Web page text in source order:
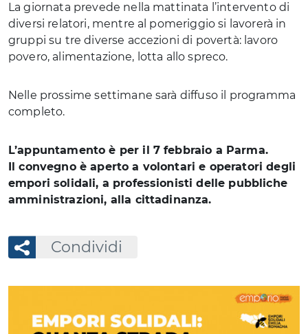
La giornata prevede nella mattinata l’intervento di
diversi relatori, mentre al pomeriggio si lavorerà in
gruppi su tre diverse accezioni di povertà: lavoro
povero, alimentazione, lotta allo spreco.
Nelle prossime settimane sarà diffuso il programma
completo.
L’appuntamento è per il 7 febbraio a Parma.
Il convegno è aperto a volontari e operatori degli
empori solidali, a professionisti delle pubbliche
amministrazioni, alla cittadinanza.
Condividi